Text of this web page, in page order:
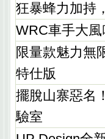
狂暴蜂力加持
WRC車手大
限量款魅力無
特仕版
擺脫山寨惡名
驗室